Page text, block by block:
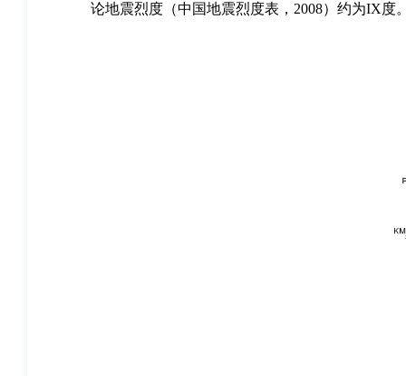
论地震烈度（中国地震烈度表，2008）约为IX度